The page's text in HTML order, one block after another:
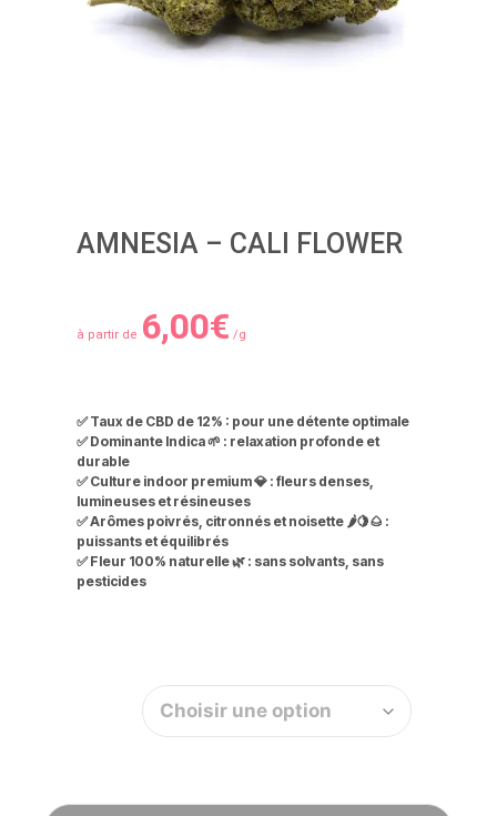
AMNESIA – CALI FLOWER
à partir de 6,00€ /g
✅ Taux de CBD de 12% : pour une détente optimale
✅ Dominante Indica 🌱 : relaxation profonde et
durable
✅Culture indoor premium 💎 : fleurs denses,
lumineuses et résineuses
✅Arômes poivrés, citronnés et noisette 🌶️🍋🌰 :
puissants et équilibrés
✅Fleur 100% naturelle 🌿 : sans solvants, sans
pesticides